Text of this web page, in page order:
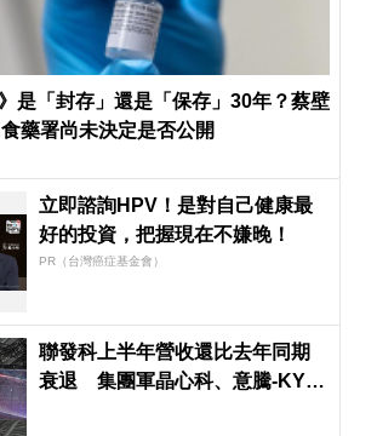
是「封存」還是「保存」30年？蔡壁
藥署尚未決定是否公開
立即諮詢HPV！是對自己健康最
好的投資，把握現在不嫌晚！
PR（台灣癌症基金會）
聯發科上半年營收還比去年同期
衰退 集團軍晶心科、意騰-KY年